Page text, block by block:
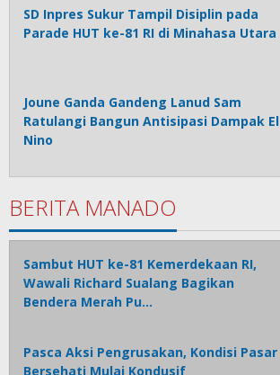
SD Inpres Sukur Tampil Disiplin pada
Parade HUT ke-81 RI di Minahasa Utara
Joune Ganda Gandeng Lanud Sam
Ratulangi Bangun Antisipasi Dampak El
Nino
BERITA MANADO
Sambut HUT ke-81 Kemerdekaan RI,
Wawali Richard Sualang Bagikan
Bendera Merah Pu…
Pasca Aksi Pengrusakan, Kondisi Pasar
Bersehati Mulai Kondusif